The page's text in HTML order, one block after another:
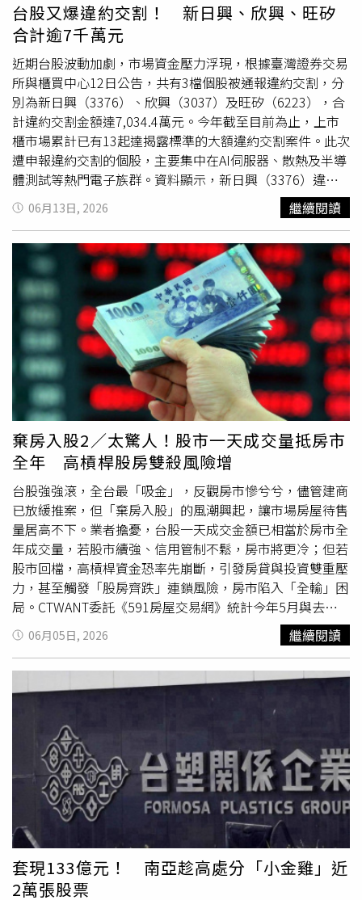
失衡與市場去化壓力。建請中央將「限期動工」調整為「實
質開發進度認定」，凡已完成規劃設計並正式進入建照或審
查程序者，應視同已啟動開發。雖然土方清運問題各縣市已
經陸續排解，但黃啟倫表示，清運費用相較之前仍多出2、3
倍漲幅，價格還是壓不下去，除了新制度增加的必要成本，
還有一大部分因人為操控抬高利潤。建議建立分區分流、在
地暫置與再利用制度，由中央跨部會統籌，建立長期穩定且
透明的土方去化機制，以降低營建成本、提升國土資源利用
效率。在缺工缺料上，也常造成建案工期被迫延長，不僅增
加建築業財務壓力，也提高履約爭議與社會成本。他也建議
政府建立建材價格監測與預警制度，避免不合理壟斷或哄
抬，同時適度檢討並放寬營造業移工引進與留才制度。雖然
第2戶購屋貸款成數已從5成調高到6成，但若以總價2000萬
元房屋來說，自備款仍要800萬元，對很多換屋族或需求者
來說，問題根本沒解決。（圖／黃耀徵攝）而這次大家誤判
放寬的第2屋貸款，他也表示，近年隨著資本市場表現強勢
及投資工具多元化，不動產短期投資已大幅減少；然而不同
家庭基於就業、教育、照護或生活安排所產生多元居住需
求，以第2戶貸款作為判斷投資的依據，不只缺乏合理性，
甚至影響正常居住安排與資產配置的彈性。此外，目前銀行
鑑價普遍偏離市場成交價，加上貸款成數保守及保留款、附
加條件過多，導致中小建商面臨 資金調度壓力，以及金融資
源集中於集團建商及特定高熱度區域，中小型建商與地方建
設面臨融資排擠，也盼金管會與央行全面檢討現行授信制
度。8月1日起，新建住宅屋頂強制要求架設光電板，不僅配
套不足急上路、還在房市最艱困時又增加營建成本，讓業者
相當反彈。（示意圖／CTWANT資料室）然而除了以上問題
待解外，建築業還有新的隱憂，屋頂光電新制將於今年8月
上路，未來新建建築面積超過1000平方米（約300坪）以
上，強制屋頂設置光電設備，引起建商不小反彈。台灣省不
動產開發公會理事長吳國寶即表示，若是光電板設在公共建
設、大型建築當然沒有問題，但是沒必要強制連一般住宅也
要規範納入，一般建築面積不大，能設置的數量很少，產能
不高，效益有限，但卻因此破壞了台灣建築天際線，讓整個
社會都付出成本，是因小失大。而賠錢的生意沒人做，這項
政策所多出的營建成本，最終仍會由購屋人所吸收。吳國寶
表示，央行一直期待房價下修，但事實上營建成本層層堆
疊，房價根本沒有下修空間；再來，台灣有許多颱風災害，
未來維護光電板的成本和天災帶來的風險都要住戶來承擔，
然而政策卻急躁上路，配套不足，勢必又將引發另一波「光
電板之亂」。
台股又爆違約交割！ 新日興、欣興、旺矽
合計逾7千萬元
近期台股波動加劇，市場資金壓力浮現，根據臺灣證券交易
所與櫃買中心12日公告，共有3檔個股被通報違約交割，分
別為新日興（3376）、欣興（3037）及旺矽（6223），合
計違約交割金額達7,034.4萬元。今年截至目前為止，上市
櫃市場累計已有13起達揭露標準的大額違約交割案件。此次
遭申報違約交割的個股，主要集中在AI伺服器、散熱及半導
體測試等熱門電子族群。資料顯示，新日興（3376）違約
交割金額為3,051.3萬元，由新光及中信三重等券商分點申
報；欣興（3037）違約金額為2,776.1萬元，申報券商包括
（6223）則由永豐萬盛申報，違約金額為1,207萬元。市場
人士指出，先前大盤劇烈震盪後，部分投資人在T+2交割期
限到來時，因
資金調度不及而出現違約情況。從今年案例觀
察，多數違約標的皆屬當沖交易活躍個股，也反映市場行情
劇烈變動時，槓桿操作所伴隨的風險。統計顯示，今年上市
公司違約交割案件除新日興（3376）與欣興（3037）外，
還包括旺宏（2337）違約5,902萬元，以及佳必琪（6197）
違約1億4,950萬元，其中佳必琪（6197）為今年單筆違約
金額最高案件。上櫃市場方面，今年以來也陸續出現多起違
約交割事件，包括環宇-KY（4991）違約1,072萬元。4月則
較為集中，聯亞（3081）違約6,889萬元，金居（8358）分
別出現1億1,083萬元及2,344萬元案件，穩懋（3105）則連
續出現9,669萬元與8,669萬元違約交割案，信驊（5274）
也有3,284萬元案件。進入6月後，群聯（8299）再傳出
2,284萬元違約交割情形。
06月13日, 2026 繼續閱讀
棄房入股2／太驚人！股市一天成交量抵房市
全年 高槓桿股房雙殺風險增
台股強強滾，全台最「吸金」，反觀房市慘兮兮，儘管建商
已放緩推案，但「棄房入股」的風潮興起，讓市場房屋待售
量居高不下。業者擔憂，台股一天成交金額已相當於房市全
年成交量，若股市續強、信用管制不鬆，房市將更冷；但若
股市回檔，高槓桿資金恐率先崩斷，引發房貸與投資雙重壓
力，甚至觸發「股房齊跌」連鎖風險，房市陷入「全輸」困
局。CTWANT委託《591房屋交易網》統計今年5月與去年
同期七都行政區待售量變化，發現桃園市大園區過去一年
來，待售成屋暴增33%，新竹市東區也多出1成多的房屋在
市場上等待有緣人接手。若是根據待售量排行，台中北屯區
和西屯區分別有5,733戶、4,119戶待售中，桃園市中壢區、
桃園區也皆超過3,000戶的待售量，市場去化壓力爆表。
591房屋交易網新聞組長林哲緯分析，部分區域待售量居高
不下、甚至持續成長的關鍵，除了「新青安寬限期」陸續到
期外，台股表現亮眼、吸走部分「人」與「錢」也是重要因
素之一。前幾年不少投資客槓桿操作，透過新青安寬限期，
每月僅繳利息、不還本金，再以出租達到以房養房。然而隨
著寬限期將屆，貸款轉為本息攤還後，每月負擔大幅增加；
若資金調度 吃緊，或看好股市行情，不少人可能選擇提前出
場、轉進股市。房貸寬限期屆滿後，投資客面臨本息還款壓
力，恐掀「棄房潮」將資金轉入台股。（圖／報系資料照）
06月05日, 2026 繼續閱讀
套現133億元！ 南亞趁高處分「小金雞」近
2萬張股票